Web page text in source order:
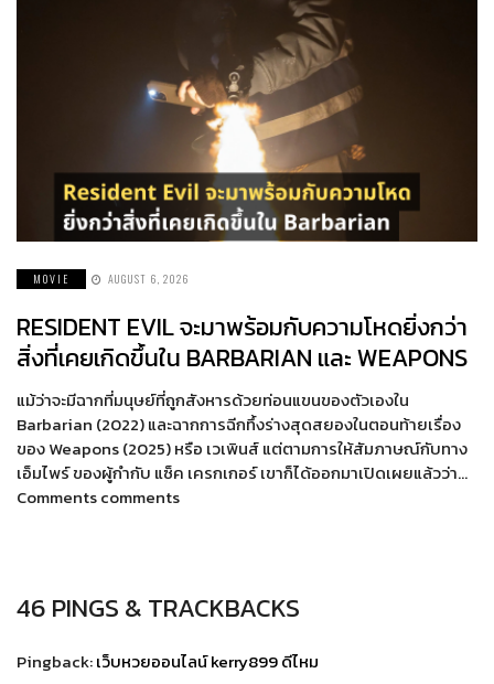
MOVIE AUGUST 6, 2026
RESIDENT EVIL จะมาพร้อมกับความโหดยิ่งกว่า
สิ่งที่เคยเกิดขึ้นใน BARBARIAN และ WEAPONS
แม้ว่าจะมีฉากที่มนุษย์ที่ถูกสังหารด้วยท่อนแขนของตัวเองใน
Barbarian (2022) และฉากการฉีกทึ้งร่างสุดสยองในตอนท้ายเรื่อง
ของ Weapons (2025) หรือ เวเพินส์ แต่ตามการให้สัมภาษณ์กับทาง
เอ็มไพร์ ของผู้กำกับ แซ็ค เครกเกอร์ เขาก็ได้ออกมาเปิดเผยแล้วว่า…
Comments comments
46 PINGS & TRACKBACKS
Pingback:เว็บหวยออนไลน์ kerry899 ดีไหม